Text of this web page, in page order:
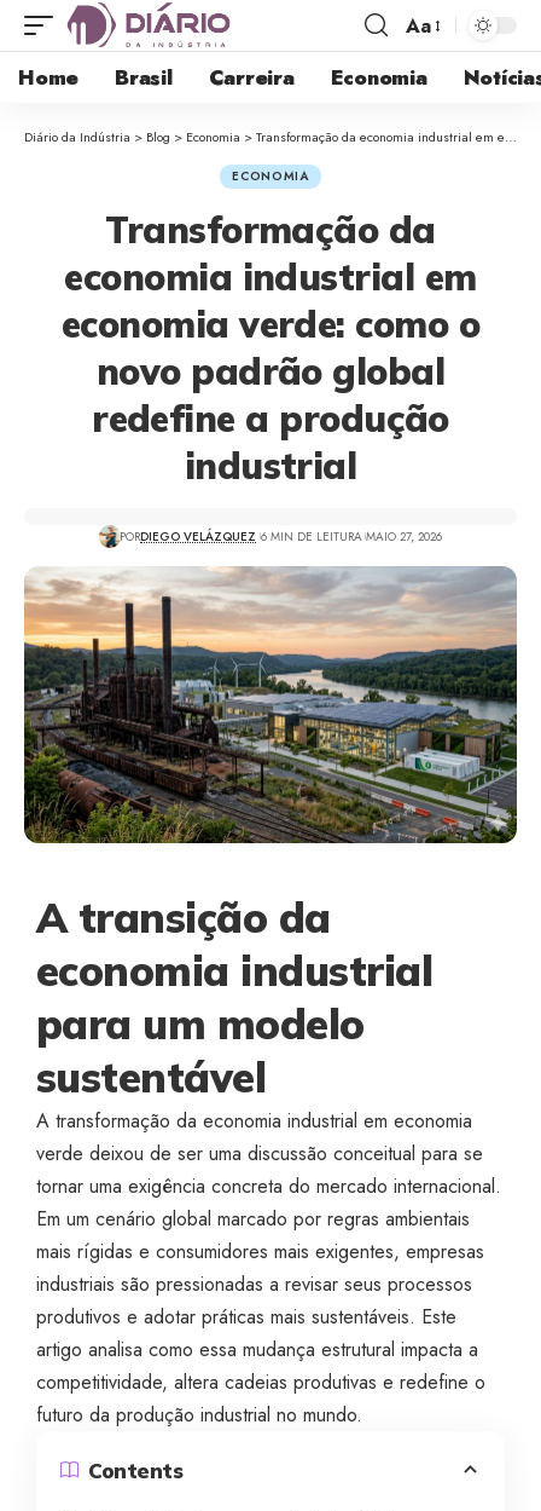
Aa
Home Brasil Carreira Economia
Diário da Indústria > Blog > Economia >Transformação da economia industrial em economia verde: como o novo padrão global redefine a produção industrial
ECONOMIA
Transformação da
economia industrial em
economia verde: como o
novo padrão global
redefine a produção
industrial
PORDIEGO VELÁZQUEZ 6 MIN DE LEITURA MAIO 27, 2026
A transição da
economia industrial
para um modelo
sustentável
A transformação da economia industrial em economia
verde deixou de ser uma discussão conceitual para se
tornar uma exigência concreta do mercado internacional.
Em um cenário global marcado por regras ambientais
mais rígidas e consumidores mais exigentes, empresas
industriais são pressionadas a revisar seus processos
produtivos e adotar práticas mais sustentáveis. Este
artigo analisa como essa mudança estrutural impacta a
competitividade, altera cadeias produtivas e redefine o
futuro da produção industrial no mundo.
Contents